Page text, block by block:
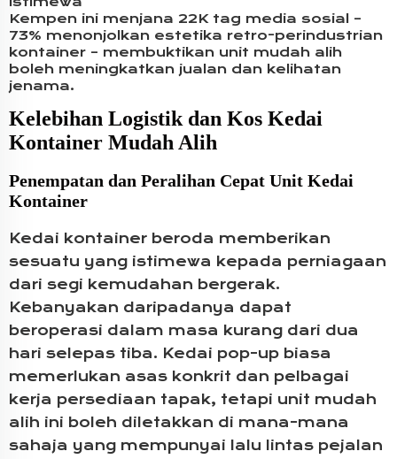
Kempen ini menjana 22K tag media sosial –
73% menonjolkan estetika retro-perindustrian
kontainer – membuktikan unit mudah alih
boleh meningkatkan jualan dan kelihatan
jenama.
Kelebihan Logistik dan Kos Kedai
Kontainer Mudah Alih
Penempatan dan Peralihan Cepat Unit Kedai
Kontainer
Kedai kontainer beroda memberikan
sesuatu yang istimewa kepada perniagaan
dari segi kemudahan bergerak.
Kebanyakan daripadanya dapat
beroperasi dalam masa kurang dari dua
hari selepas tiba. Kedai pop-up biasa
memerlukan asas konkrit dan pelbagai
kerja persediaan tapak, tetapi unit mudah
alih ini boleh diletakkan di mana-mana
sahaja yang mempunyai lalu lintas pejalan